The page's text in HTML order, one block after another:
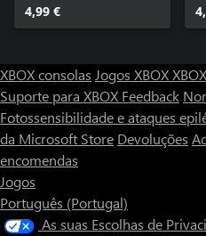
4,99 €
XBOX consolas Jogos XBOX
Suporte para XBOX Feedback
Fotossensibilidade e ataques
da Microsoft Store Devoluções
encomendas
Jogos
Português (Portugal)
As suas Escolhas de